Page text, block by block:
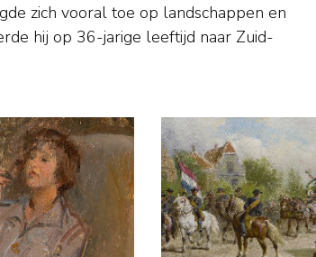
zich vooral toe op landschappen en
hij op 36-jarige leeftijd naar Zuid-